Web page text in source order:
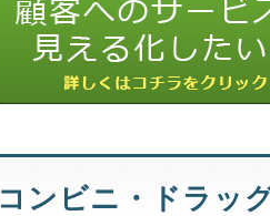
コンビニ・ドラッ